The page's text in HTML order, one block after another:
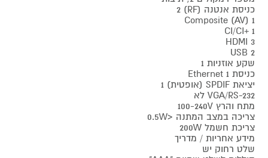
כניסת אנטנה (RF) 2
1 Composite (AV)
CI/CI+ 1
HDMI 3
USB 2
שקע אוזניות 1
כניסת Ethernet 1
יציאת SPDIF (אופטית) 1
VGA/RS-232 לא
מתח והרץ 100-240V
צריכה במצב המתנה <0.5W
צריכת חשמל 200W
מידע אחריות / מדריך
שלט רחוק יש